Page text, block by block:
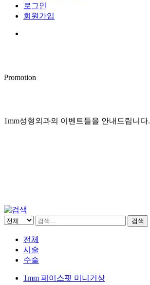
로그인
회원가입
Promotion
1mm성형외과의 이벤트들을 안내드립니다.
검색
전체
시술
수술
1mm 페이스핏 미니거상